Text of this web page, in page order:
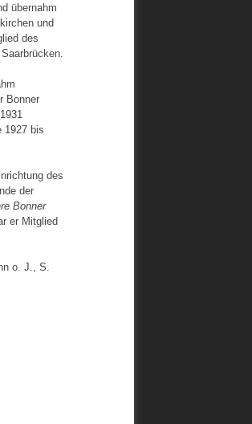
übernahm
und
des
Bonner
1927 bis
des
der
Bonner
er Mitglied
o. J., S.